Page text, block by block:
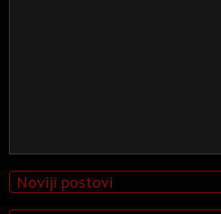
Noviji postovi